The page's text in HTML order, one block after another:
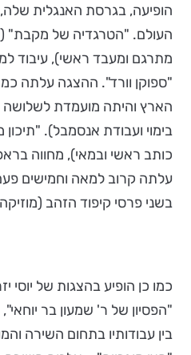
הופיעה, בגרסת האנגלית
העולם. "הטרגדיה של מקבת"
מתרגם ומעבד ראשי), עיבוד
"ספוקן וורד". ההצגה עלתה
הארץ והיתה מועמדת לשלושה
בימוי ועבודת אנסמבל). "תיכון
כותב ראשי ובמאי), מחווה
עלתה קרוב למאה וחמישים
בשני פרסי קיפוד הזהב
כמו כן הופיע בהצגות של יוסי
"הפסיון של ר' שמעון בר
בין עבודותיו בתחום השירה